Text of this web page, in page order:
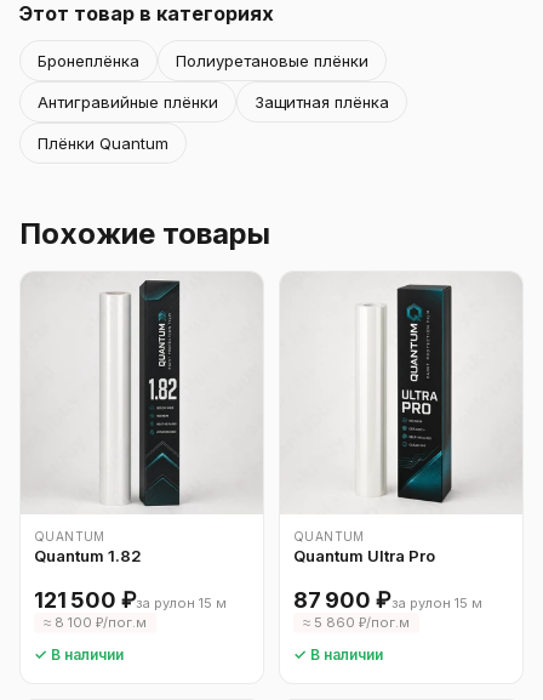
Этот товар в категориях
Бронеплёнка Полиуретановые плёнки
Антигравийные плёнки Защитная плёнка
Плёнки Quantum
Похожие товары
QUANTUM
Quantum 1.82
121 500 ₽за рулон 15 м
≈ 8 100 ₽/пог.м
✓ В наличии
QUANTUM
Quantum Ultra Pro
87 900 ₽за рулон 15 м
≈ 5 860 ₽/пог.м
✓ В наличии